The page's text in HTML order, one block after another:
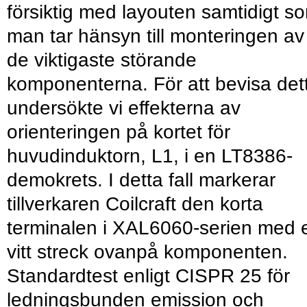
försiktig med layouten samtidigt
man tar hänsyn till monteringen av
de viktigaste störande
komponenterna. För att bevisa
undersökte vi effekterna av
orienteringen på kortet för
huvudinduktorn, L1, i en LT8386-
demokrets. I detta fall markerar
tillverkaren Coilcraft den korta
terminalen i XAL6060-serien med
vitt streck ovanpå komponenten.
Standardtest enligt CISPR 25 för
ledningsbunden emission och